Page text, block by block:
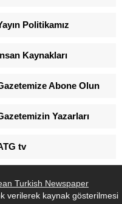
Politikamız
Kaynakları
Abone Olun
Yazarları
tv
Turkish Newspaper
verilerek kaynak gösterilmesi